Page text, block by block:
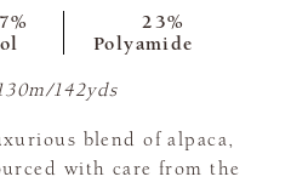
7%
23%
Polyamide
142yds
blend of alpaca,
with care from the